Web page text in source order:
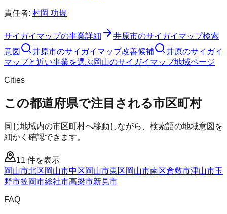
責任者: 村岡 功規
サイガイマップの事業詳細 井原市のサイガイマップ検索
意図
井原市のサイガイマップ改善候補
井原のサイガイ
マップと近い事業を選ぶ岡山のサイガイマップ地域ページ
Cities
この都道府県で注目される市区町村
同じ地域内の市区町村へ移動しながら、検索語の地域意図を
細かく確認できます。
11 件を表示
岡山市北区岡山市中区岡山市東区岡山市南区倉敷市津山市玉
野市笠岡市総社市高梁市新見市
FAQ